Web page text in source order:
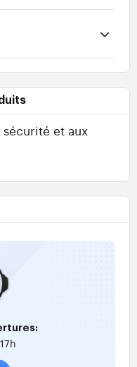
sécurité et aux